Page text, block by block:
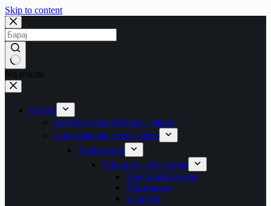
Skip to content
No results
Грција
Хотелско сместување – закуп
Апартманско сместување
Халкидики
Прв крак – Касандра
Неа Каликратија
Дионисиос
Калитеа